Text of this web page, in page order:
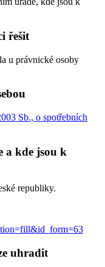
řešit
u právnické osoby
Sb., o spotřebních
a kde jsou k
republiky.
uhradit